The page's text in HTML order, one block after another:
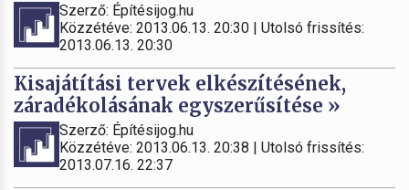
Szerző: Építésijog.hu
Közzétéve: 2013.06.13. 20:30 | Utolsó frissítés:
2013.06.13. 20:30
Kisajátítási tervek elkészítésének,
záradékolásának egyszerűsítése »
Szerző: Építésijog.hu
Közzétéve: 2013.06.13. 20:38 | Utolsó frissítés:
2013.07.16. 22:37